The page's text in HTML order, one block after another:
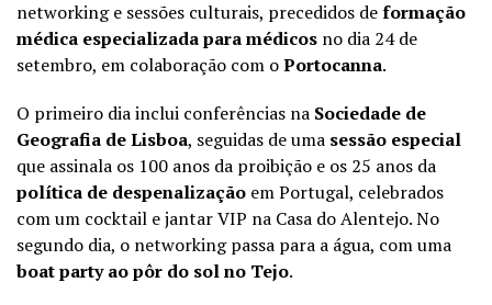
networking e sessões culturais, precedidos deformação
médica especializada para médicos no dia 24 de
setembro, em colaboração com oPortocanna.
O primeiro dia inclui conferências na Sociedade de
Geografia de Lisboa, seguidas de uma sessão especial
que assinala os 100 anos da proibição e os 25 anos da
política de despenalização em Portugal, celebrados
com um cocktail e jantar VIP na Casa do Alentejo. No
segundo dia, o networking passa para a água, com uma
boat party ao pôr do sol no Tejo.